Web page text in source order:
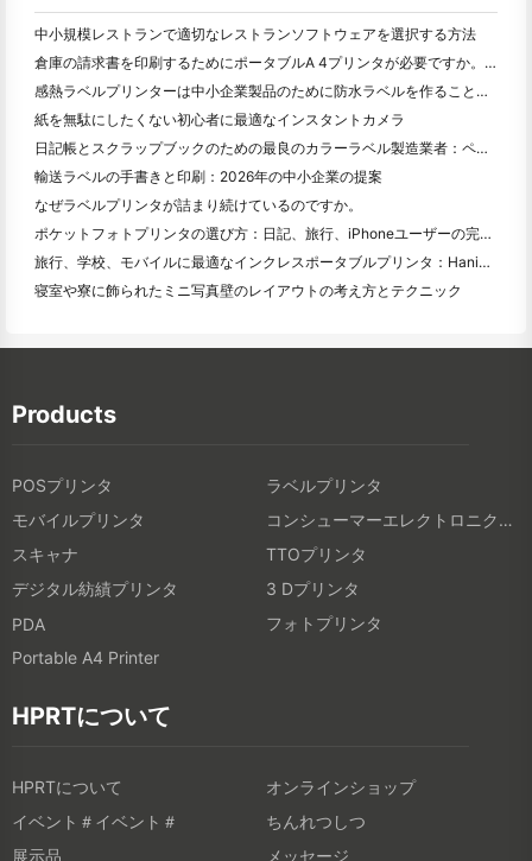
中小規模レストランで適切なレストランソフトウェアを選択する方法
倉庫の請求書を印刷するためにポータブルA 4プリンタが必要ですか。何が本当に効果的なのか
感熱ラベルプリンターは中小企業製品のために防水ラベルを作ることができますか？
紙を無駄にしたくない初心者に最適なインスタントカメラ
日記帳とスクラップブックのための最良のカラーラベル製造業者：ページごとにさらに色を追加
輸送ラベルの手書きと印刷：2026年の中小企業の提案
なぜラベルプリンタが詰まり続けているのですか。
ポケットフォトプリンタの選び方：日記、旅行、iPhoneユーザーの完全ガイド
旅行、学校、モバイルに最適なインクレスポータブルプリンタ：Hanin MT 620 Pro評価
寝室や寮に飾られたミニ写真壁のレイアウトの考え方とテクニック
Products
POSプリンタ
ラベルプリンタ
モバイルプリンタ
コンシューマーエレクトロニクス製品
スキャナ
TTOプリンタ
デジタル紡績プリンタ
3 Dプリンタ
PDA
フォトプリンタ
Portable A4 Printer
HPRTについて
HPRTについて
オンラインショップ
イベント＃イベント＃
ちんれつしつ
展示品
メッセージ